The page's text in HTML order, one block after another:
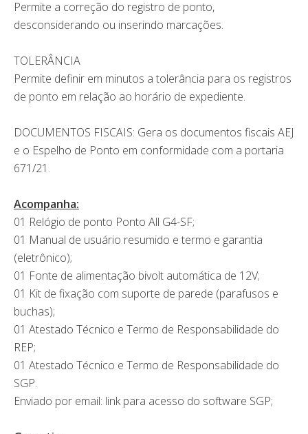
Permite a correção do registro de ponto,
desconsiderando ou inserindo marcações.
TOLERÂNCIA
Permite definir em minutos a tolerância para os registros
de ponto em relação ao horário de expediente.
DOCUMENTOS FISCAIS: Gera os documentos fiscais AEJ
e o Espelho de Ponto em conformidade com a portaria
671/21.
Acompanha:
01 Relógio de ponto Ponto All G4-SF;
01 Manual de usuário resumido e termo e garantia
(eletrônico);
01 Fonte de alimentação bivolt automática de 12V;
01 Kit de fixação com suporte de parede (parafusos e
buchas);
01 Atestado Técnico e Termo de Responsabilidade do
REP;
01 Atestado Técnico e Termo de Responsabilidade do
SGP.
Enviado por email: link para acesso do software SGP;